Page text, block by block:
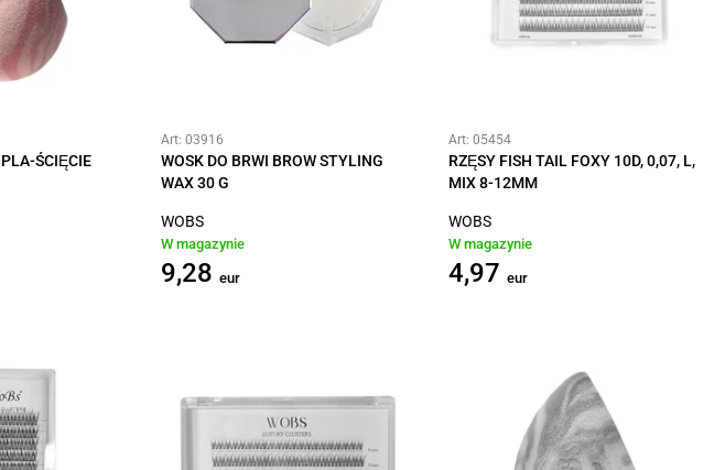
ŚCIĘCIE
Art: 03916
WOSK DO BRWI BROW STYLING
WAX 30 G
WOBS
W magazynie
9,28 eur
Art: 05454
RZĘSY FISH TAIL FOXY 10D, 0,07, L,
MIX 8-12MM
WOBS
W magazynie
4,97 eur